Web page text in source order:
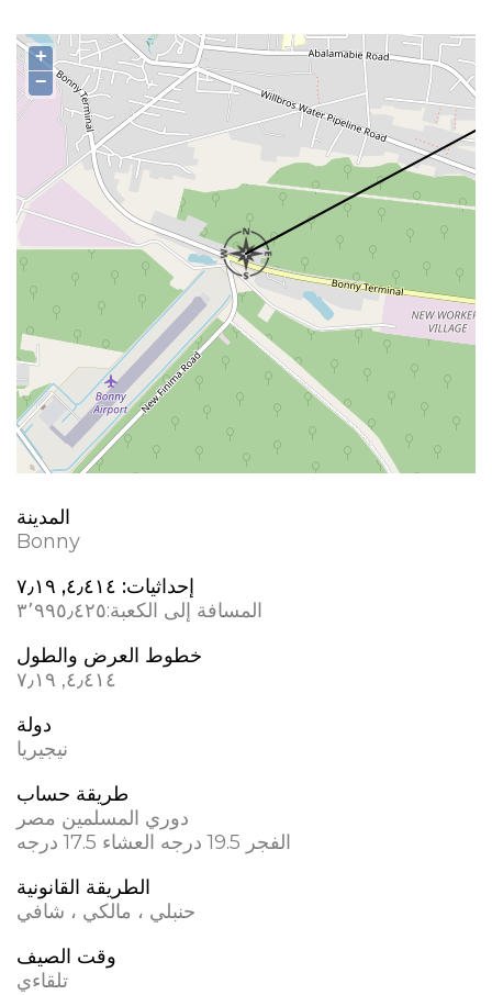
+
−
المدينة
Bonny
إحداثيات: ٤٫٤١٤, ٧٫١٩
المسافة إلى الكعبة:٣٬٩٩٥٫٤٢٥
خطوط العرض والطول
٤٫٤١٤, ٧٫١٩
دولة
نيجيريا
طريقة حساب
دوري المسلمين مصر
الفجر 19.5 درجه العشاء 17.5 درجه
الطريقة القانونية
حنبلي ، مالكي ، شافي
وقت الصيف
تلقاءي